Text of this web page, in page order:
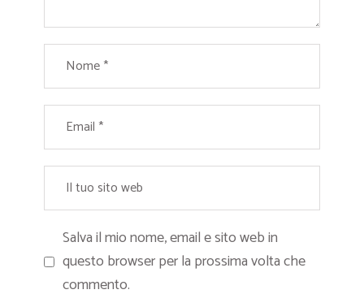
Salva il mio nome, email e sito web in
questo browser per la prossima volta che
commento.